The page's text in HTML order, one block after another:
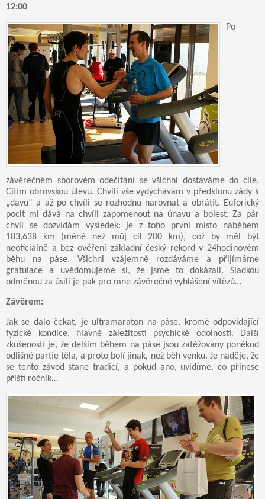
12:00
Po
závěrečném sborovém odečítání se všichni dostáváme do cíle.
Cítím obrovskou úlevu. Chvíli vše vydýchávám v předklonu zády k
„davu“ a až po chvíli se rozhodnu narovnat a obrátit. Euforický
pocit mi dává na chvíli zapomenout na únavu a bolest. Za pár
chvil se dozvídám výsledek: je z toho první místo náběhem
183,638 km (méně než můj cíl 200 km), což by měl být
neoficiálně a bez ověření základní český rekord v 24hodinovém
běhu na páse. Všichni vzájemně rozdáváme a přijímáme
gratulace a uvědomujeme si, že jsme to dokázali. Sladkou
odměnou za úsilí je pak pro mne závěrečné vyhlášení vítězů…
Závěrem:
Jak se dalo čekat, je ultramaraton na páse, kromě odpovídající
fyzické kondice, hlavně záležitostí psychické odolnosti. Další
zkušeností je, že delším během na páse jsou zatěžovány poněkud
odlišné partie těla, a proto bolí jinak, než běh venku. Je naděje, že
se tento závod stane tradicí, a pokud ano, uvidíme, co přinese
příští ročník…